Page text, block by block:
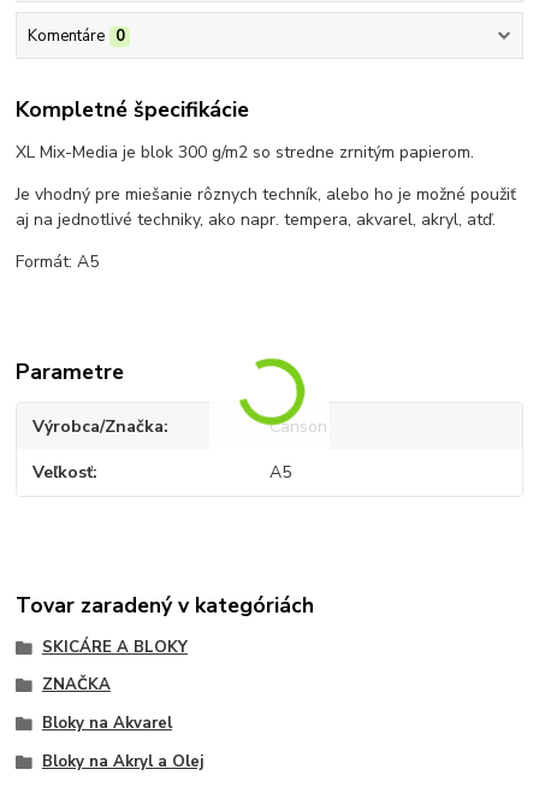
Komentáre 0
Kompletné špecifikácie
XL Mix-Media je blok 300 g/m2 so stredne zrnitým papierom.
Je vhodný pre miešanie rôznych techník, alebo ho je možné použiť
aj na jednotlivé techniky, ako napr. tempera, akvarel, akryl, atď.
Formát: A5
Parametre
Výrobca/Značka Canson
Veľkosť A5
Tovar zaradený v kategóriách
SKICÁRE A BLOKY
ZNAČKA
Bloky na Akvarel
Bloky na Akryl a Olej